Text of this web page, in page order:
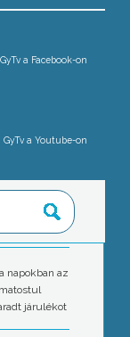
GyTv a Facebook-on
GyTv a Youtube-on
napokban az
járulékot